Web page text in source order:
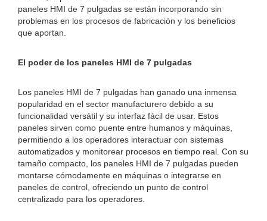
paneles HMI de 7 pulgadas se están incorporando sin
problemas en los procesos de fabricación y los beneficios
que aportan.
El poder de los paneles HMI de 7 pulgadas
Los paneles HMI de 7 pulgadas han ganado una inmensa
popularidad en el sector manufacturero debido a su
funcionalidad versátil y su interfaz fácil de usar. Estos
paneles sirven como puente entre humanos y máquinas,
permitiendo a los operadores interactuar con sistemas
automatizados y monitorear procesos en tiempo real. Con su
tamaño compacto, los paneles HMI de 7 pulgadas pueden
montarse cómodamente en máquinas o integrarse en
paneles de control, ofreciendo un punto de control
centralizado para los operadores.